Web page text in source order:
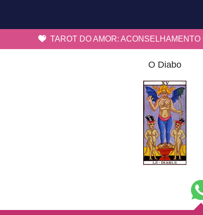
TAROT DO AMOR:
O Diabo